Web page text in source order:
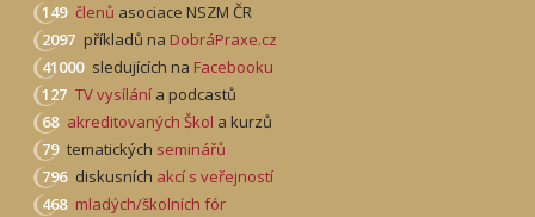
149 členů asociace NSZM ČR
2097 příkladů na DobráPraxe.cz
41000 sledujících na Facebooku
127 TV vysílání a podcastů
68 akreditovaných Škol a kurzů
79 tematických seminářů
796 diskusních akcí s veřejností
468 mladých/školních fór